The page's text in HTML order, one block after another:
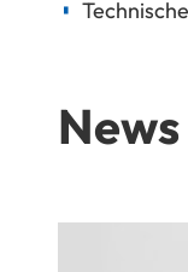
News
FH St. Pölten